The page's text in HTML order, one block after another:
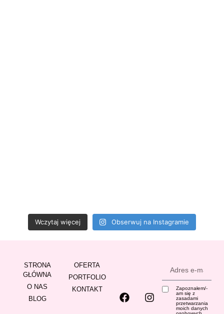
Wczytaj więcej Obserwuj na Instagramie
Zapoznałem/-
am się z
zasadami
przetwarzania
moich danych
OFERTA
PORTFOLIO
KONTAKT
STRONA
GŁÓWNA
O NAS
BLOG